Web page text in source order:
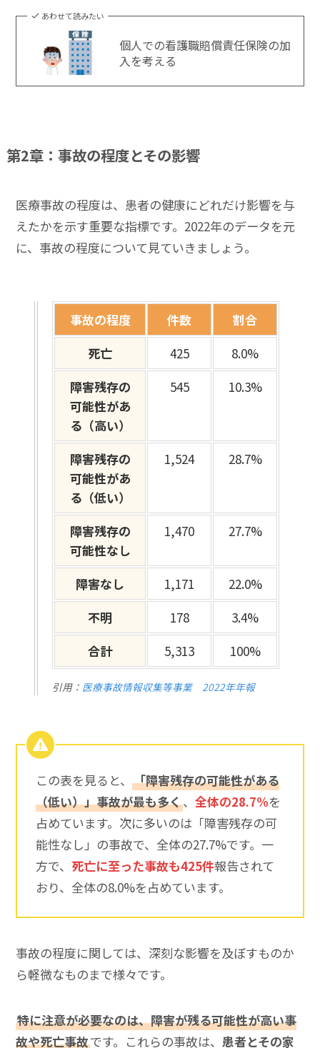
あわせて読みたい
個人での看護職賠償責任保険の加
入を考える
第2章：事故の程度とその影響
医療事故の程度は、患者の健康にどれだけ影響を与
えたかを示す重要な指標です。2022年のデータを元
に、事故の程度について見ていきましょう。
事故の程度 件数
割合
死亡
425
8.0%
障害残存の
可能性があ
る（高い）
545 10.3%
障害残存の
可能性があ
る（低い）
1,524 28.7%
障害残存の
可能性なし
1,470 27.7%
障害なし 1,171
22.0%
不明
178
3.4%
合計
5,313 100%
引用： 医療事故情報収集等事業 2022年年報
この表を見ると、 「障害残存の可能性がある
（低い）」事故が最も多く、 全体の28.7%を
占めています。次に多いのは「障害残存の可
能性なし」の事故で、全体の27.7%です。一
方で、 死亡に至った事故も425件報告されて
おり、全体の8.0%を占めています。
事故の程度に関しては、深刻な影響を及ぼすものか
ら軽微なものまで様々です。
特に注意が必要なのは、障害が残る可能性が高い事
故や死亡事故です。これらの事故は、 患者とその家